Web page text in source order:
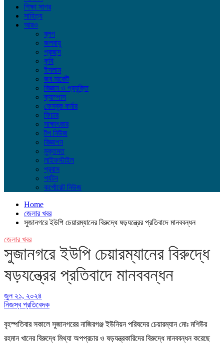
শিক্ষা সাগর
সাহিত্য
আরও
ব্লগ
জলবায়ু
প্রচ্ছদ
কৃষি
ইসলাম
জব মার্কেট
বিজ্ঞান ও প্রযুক্তি
ক্যাম্পাস
ফেসবুক কর্নার
ফিচার
সাক্ষাৎকার
টপ নিউজ
বিজ্ঞাপন
মুক্তমত
লাইফস্টাইল
প্রবাস
পর্যটন
কর্পোরেট নিউজ
Home
জেলার খবর
সুজানগরে ইউপি চেয়ারম্যানের বিরুদ্ধে ষড়যন্ত্রের প্রতিবাদে মানববন্ধন
জেলার খবর
সুজানগরে ইউপি চেয়ারম্যানের বিরুদ্ধে
ষড়যন্ত্রের প্রতিবাদে মানববন্ধন
জুন ২১, ২০২৪
নিজস্ব প্রতিবেদক
বৃহস্পতিবার সকালে সুজানগরের নাজিরগঞ্জ ইউনিয়ন পরিষদের চেয়ারম্যান মোঃ মশিউর
রহমান খানের বিরুদ্ধে মিথ্যা অপপ্রচার ও ষড়যন্ত্রকারিদের বিরুদ্ধে মানববন্ধন করেছে